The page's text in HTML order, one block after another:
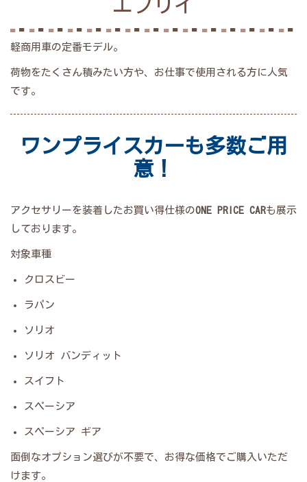
エブリイ
軽商用車の定番モデル。
荷物をたくさん積みたい方や、お仕事で使用される方に人気
です。
ワンプライスカーも多数ご用
意！
アクセサリーを装着したお買い得仕様のONE PRICE CARも展示
しております。
対象車種
クロスビー
ラパン
ソリオ
ソリオ バンディット
スイフト
スペーシア
スペーシア ギア
面倒なオプション選びが不要で、お得な価格でご購入いただ
けます。